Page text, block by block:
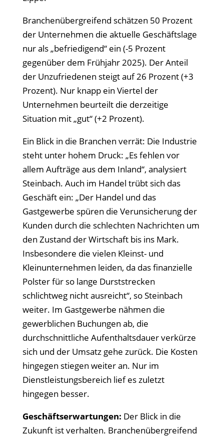
Branchenübergreifend schätzen 50 Prozent
der Unternehmen die aktuelle Geschäftslage
nur als„befriedigend“ ein (-5 Prozent
gegenüber dem Frühjahr 2025). Der Anteil
der Unzufriedenen steigt auf 26 Prozent (+3
Prozent). Nur knapp ein Viertel der
Unternehmen beurteilt die derzeitige
Situation mit„gut“ (+2 Prozent).
Ein Blick in die Branchen verrät: Die Industrie
steht unter hohem Druck: „Es fehlen vor
allem Aufträge aus dem Inland“, analysiert
Steinbach. Auch im Handel trübt sich das
Geschäft ein: „Der Handel und das
Gastgewerbe spüren die Verunsicherung der
Kunden durch die schlechten Nachrichten um
den Zustand der Wirtschaft bis ins Mark.
Insbesondere die vielen Kleinst- und
Kleinunternehmen leiden, da das finanzielle
Polster für so lange Durststrecken
schlichtweg nicht ausreicht“, so Steinbach
weiter. Im Gastgewerbe nähmen die
gewerblichen Buchungen ab, die
durchschnittliche Aufenthaltsdauer verkürze
sich und der Umsatz gehe zurück. Die Kosten
hingegen stiegen weiter an. Nur im
Dienstleistungsbereich lief es zuletzt
hingegen besser.
Geschäftserwartungen: Der Blick in die
Zukunft ist verhalten. Branchenübergreifend